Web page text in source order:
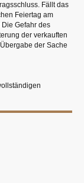
Fällt das
Feiertag am
Die Gefahr des
der verkauften
der Sache